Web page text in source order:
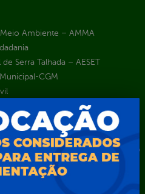
Ambiente – AMMA
Serra Talhada – AESET
CGM
DE SERRA TALHADA
Própria dos Servidores Públicos do
IPPS